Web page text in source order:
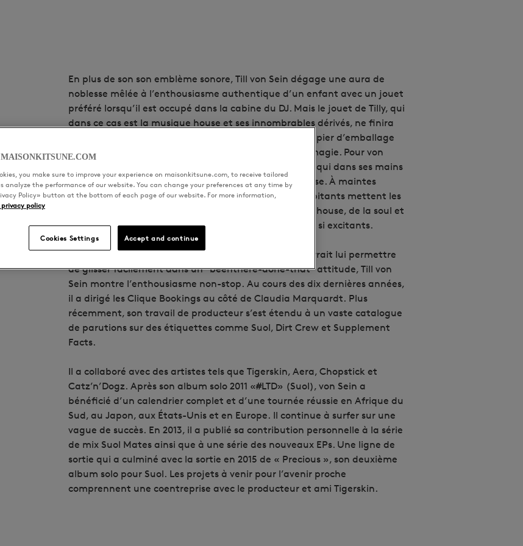
En plus de son son emblème sonore, Till von Sein dégage une aura de
noblesse mêlée à l’enthousiasme authentique d’un enfant avec un jouet
préféré lorsqu’il est occupé dans la cabine du DJ. Mais le jouet de Tilly, qui
dans ce cas est la musique house et ses innombrables dérivés, ne finira
jamais oublié dans le coin. Longtemps après que le papier d’emballage
ait été jeté, ce que Till aime n’a pas encore perdu sa magie. Pour von
Sein, le son d’un clap 808 déclenche un état d’extase, qui dans ses mains
émerge comme une pure euphorie sur la piste de danse. À maintes
reprises, ses transitions percutantes et ses décors palpitants mettent les
auditeurs en surtension, révélant le cœur même de la house, de la soul et
de la techno, tout en saisissant ce qui rend ces genres si excitants.
Malgré sa connaissance intime de l’industrie, qui pourrait lui permettre
de glisser facilement dans un "beenthere-done-that" attitude, Till von
Sein montre l’enthousiasme non-stop. Au cours des dix dernières années,
il a dirigé les Clique Bookings au côté de Claudia Marquardt. Plus
récemment, son travail de producteur s’est étendu à un vaste catalogue
de parutions sur des étiquettes comme Suol, Dirt Crew et Supplement
Facts.
Il a collaboré avec des artistes tels que Tigerskin, Aera, Chopstick et
Catz’n’Dogz. Après son album solo 2011 «#LTD» (Suol), von Sein a
bénéficié d’un calendrier complet et d’une tournée réussie en Afrique du
Sud, au Japon, aux États-Unis et en Europe. Il continue à surfer sur une
vague de succès. En 2013, il a publié sa contribution personnelle à la série
de mix Suol Mates ainsi que à une série des nouveaux EPs. Une ligne de
sortie qui a culminé avec la sortie en 2015 de « Precious », son deuxième
album solo pour Suol. Les projets à venir pour l’avenir proche
comprennent une coentreprise avec le producteur et ami Tigerskin.
you make sure to improve your experience on maisonkitsune.com, to receive tailored
analyze the performance of our website. You can change your preferences at any time by
Policy» button at the bottom of each page of our website. For more information,
privacy policy
Cookies Settings Accept and continue